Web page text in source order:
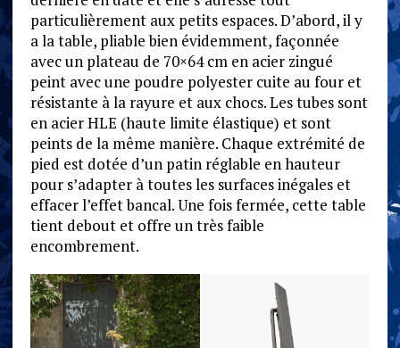
particulièrement aux petits espaces. D’abord, il y
a la table, pliable bien évidemment, façonnée
avec un plateau de 70×64 cm en acier zingué
peint avec une poudre polyester cuite au four et
résistante à la rayure et aux chocs. Les tubes sont
en acier HLE (haute limite élastique) et sont
peints de la même manière. Chaque extrémité de
pied est dotée d’un patin réglable en hauteur
pour s’adapter à toutes les surfaces inégales et
effacer l’effet bancal. Une fois fermée, cette table
tient debout et offre un très faible
encombrement.